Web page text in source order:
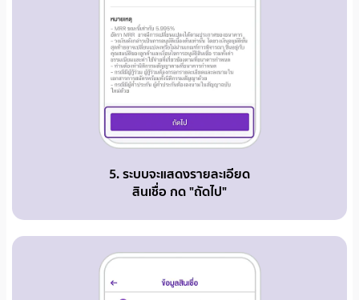
5. ระบบจะแสดงรายละเอียด
สินเชื่อ กด "ถัดไป"